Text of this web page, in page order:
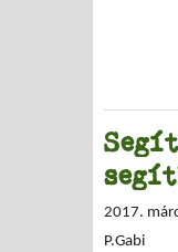
2017.
P.Gabi